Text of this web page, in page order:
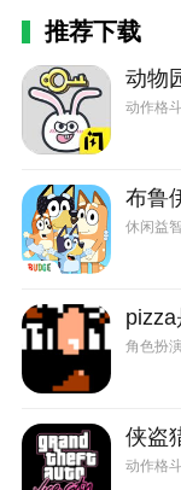
于购买道具和解
启宝箱、观看视
四、小游戏
1、碰碰冰
砖，可以获得奖
弹效果，可以更
2、飞行探险
可能包含玩具、
五、生活系
家需要定时给角
作。这些操作不
推荐下载
动物
动作格
休闲益
角色扮
动作格